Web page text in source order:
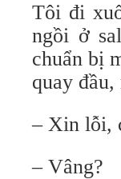
Tôi đi
ngồi ở
chuẩn bị
quay
– Xin lỗi,
– Vâng?